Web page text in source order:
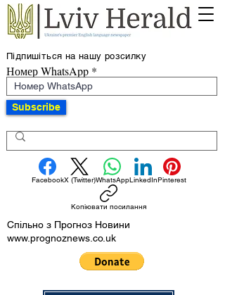
Підпишіться на нашу розсилку
Номер WhatsApp
Subscribe
FacebookX (Twitter)WhatsAppLinkedInPinterest
Копіювати посилання
Спільно з Прогноз Новини
www.prognoznews.co.uk